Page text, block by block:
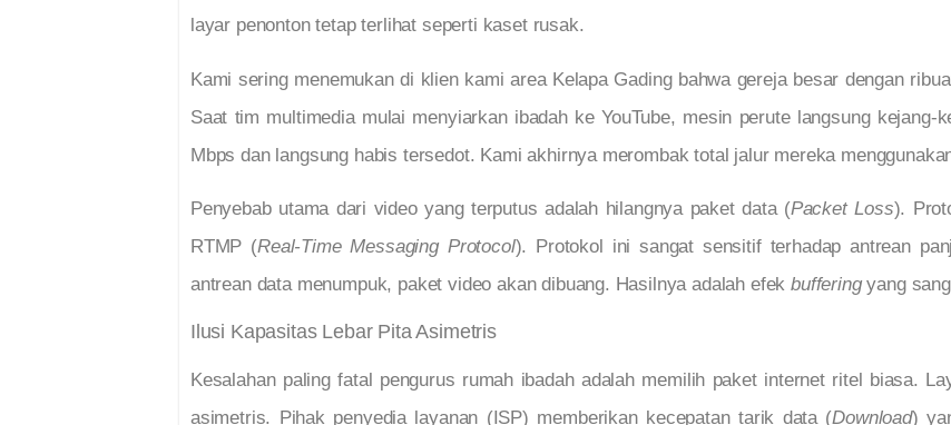
layar penonton tetap terlihat seperti kaset rusak.
Kami sering menemukan di klien kami area Kelapa Gading bahwa gereja besar dengan
Saat tim multimedia mulai menyiarkan ibadah ke YouTube, mesin perute langsung kejang-
Mbps dan langsung habis tersedot. Kami akhirnya merombak total jalur mereka
Penyebab utama dari video yang terputus adalah hilangnya paket data (Packet Loss).
RTMP (Real-Time Messaging Protocol). Protokol ini sangat sensitif terhadap antrean
antrean data menumpuk, paket video akan dibuang. Hasilnya adalah efekbufferingyang
Ilusi Kapasitas Lebar Pita Asimetris
Kesalahan paling fatal pengurus rumah ibadah adalah memilih paket internet ritel biasa.
asimetris. Pihak penyedia layanan (ISP) memberikan kecepatan tarik data (Download)